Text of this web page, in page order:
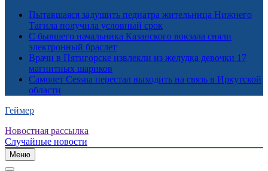
Пытавшаяся задушить педиатра жительница Нижнего
Тагила получила условный срок
С бывшего начальника Казанского вокзала сняли
электронный браслет
Врачи в Пятигорске извлекли из желудка девочки 17
магнитных шариков
Самолет Cessna перестал выходить на связь в Иркутской
области
Геймер
Новостная рассылка
Случайные новости
Меню